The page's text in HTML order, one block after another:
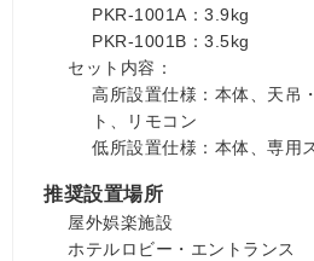
PKR-1001A：3.9kg
PKR-1001B：3.5kg
セット内容：
高所設置仕様：本体、天吊
ト、リモコン
低所設置仕様：本体、専用
推奨設置場所
屋外娯楽施設
ホテルロビー・エントランス